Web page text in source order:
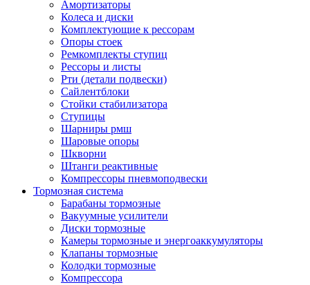
Амортизаторы
Колеса и диски
Комплектующие к рессорам
Опоры стоек
Ремкомплекты ступиц
Рессоры и листы
Рти (детали подвески)
Сайлентблоки
Стойки стабилизатора
Ступицы
Шарниры рмш
Шаровые опоры
Шкворни
Штанги реактивные
Компрессоры пневмоподвески
Тормозная система
Барабаны тормозные
Вакуумные усилители
Диски тормозные
Камеры тормозные и энергоаккумуляторы
Клапаны тормозные
Колодки тормозные
Компрессора